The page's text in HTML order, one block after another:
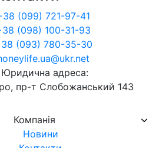
Компанія
Новини
(099) 721-97-41
(098) 100-31-93
(093) 780-35-30
Юридична адреса:
пр-т Слобожанський 143